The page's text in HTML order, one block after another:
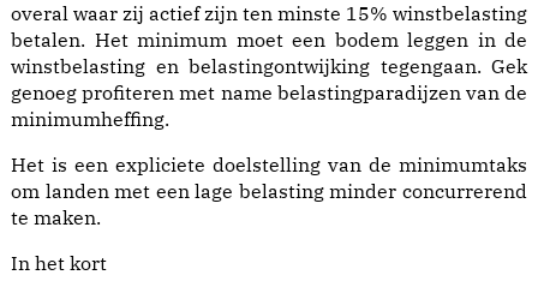
overal waar zij actief zijn ten minste 15% winstbelasting
betalen. Het minimum moet een bodem leggen in de
winstbelasting en belastingontwijking tegengaan. Gek
genoeg profiteren met name belastingparadijzen van de
minimumheffing.
Het is een expliciete doelstelling van de minimumtaks
om landen met een lage belasting minder concurrerend
te maken.
In het kort